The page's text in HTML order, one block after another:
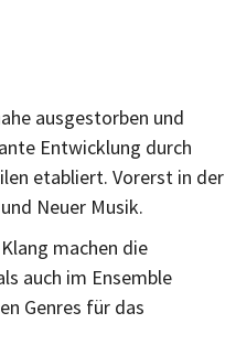
ausgestorben und
Entwicklung durch
etabliert. Vorerst in der
Neuer Musik.
machen die
auch im Ensemble
Genres für das